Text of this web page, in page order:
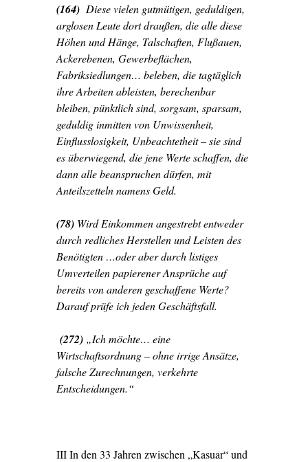
(164) Diese vielen gutmütigen, geduldigen,
arglosen Leute dort draußen, die alle diese
Höhen und Hänge, Talschaften, Flußauen,
Ackerebenen, Gewerbeflächen,
Fabriksiedlungen… beleben, die tagtäglich
ihre Arbeiten ableisten, berechenbar
bleiben, pünktlich sind, sorgsam, sparsam,
geduldig inmitten von Unwissenheit,
Einflusslosigkeit, Unbeachtetheit – sie sind
es überwiegend, die jene Werte schaffen, die
dann alle beanspruchen dürfen, mit
Anteilszetteln namens Geld.
(78) Wird Einkommen angestrebt entweder
durch redliches Herstellen und Leisten des
Benötigten …oder aber durch listiges
Umverteilen papierener Ansprüche auf
bereits von anderen geschaffene Werte?
Darauf prüfe ich jeden Geschäftsfall.
(272) „Ich möchte… eine
Wirtschaftsordnung – ohne irrige Ansätze,
falsche Zurechnungen, verkehrte
Entscheidungen.“
III In den 33 Jahren zwischen „Kasuar“ und